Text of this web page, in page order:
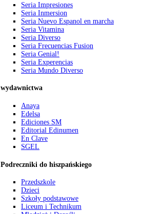
Seria Impresiones
Seria Inmersion
Seria Nuevo Espanol en marcha
Seria Vitamina
Seria Diverso
Seria Frecuencias Fusion
Seria Genial!
Seria Experencias
Seria Mundo Diverso
wydawnictwa
Anaya
Edelsa
Ediciones SM
Editorial Edinumen
En Clave
SGEL
Podreczniki do hiszpańskiego
Przedszkole
Dzieci
Szkoły podstawowe
Liceum i Technikum